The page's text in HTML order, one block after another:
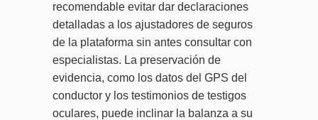
recomendable evitar dar declaraciones
detalladas a los ajustadores de seguros
de la plataforma sin antes consultar con
especialistas. La preservación de
evidencia, como los datos del GPS del
conductor y los testimonios de testigos
oculares, puede inclinar la balanza a su